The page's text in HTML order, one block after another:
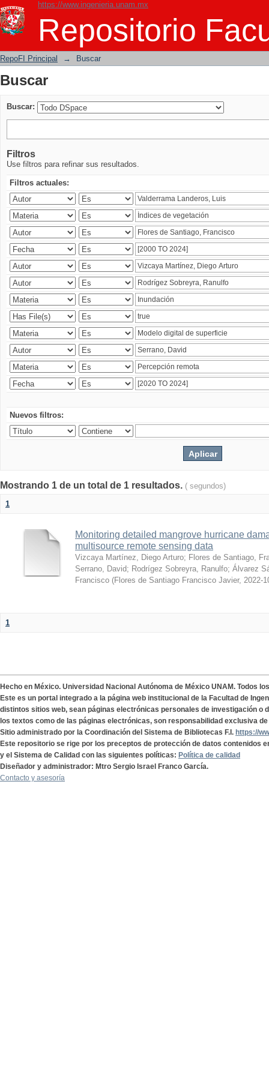
https://www.ingenieria.unam.mx
Repositorio
Buscar
RepoFI Principal → Buscar
Buscar
Buscar:
Filtros
Use filtros para refinar sus resultados.
Filtros actuales:
Nuevos filtros:
Mostrando 1 de un total de 1 resultados. ( segundos)
1
Monitoring detailed mangrove hurricane
multisource remote sensing data
Vizcaya Martínez, Diego Arturo; Flores de Santiago,
Serrano, David; Rodrígez Sobreyra, Ranulfo; Álvarez
Francisco (Flores de Santiago Francisco Javier, 2022-
1
Hecho en México. Universidad Nacional Autónoma de México UNAM. Todos
Este es un portal integrado a la página web institucional de la Facultad de
distintos sitios web, sean páginas electrónicas personales de investigación o
los textos como de las páginas electrónicas, son responsabilidad exclusiva
Sitio administrado por la Coordinación del Sistema de Bibliotecas F.I. https://
Este repositorio se rige por los preceptos de protección de datos contenidos
y el Sistema de Calidad con las siguientes políticas: Política de calidad
Diseñador y administrador: Mtro Sergio Israel Franco García.
Contacto y asesoría